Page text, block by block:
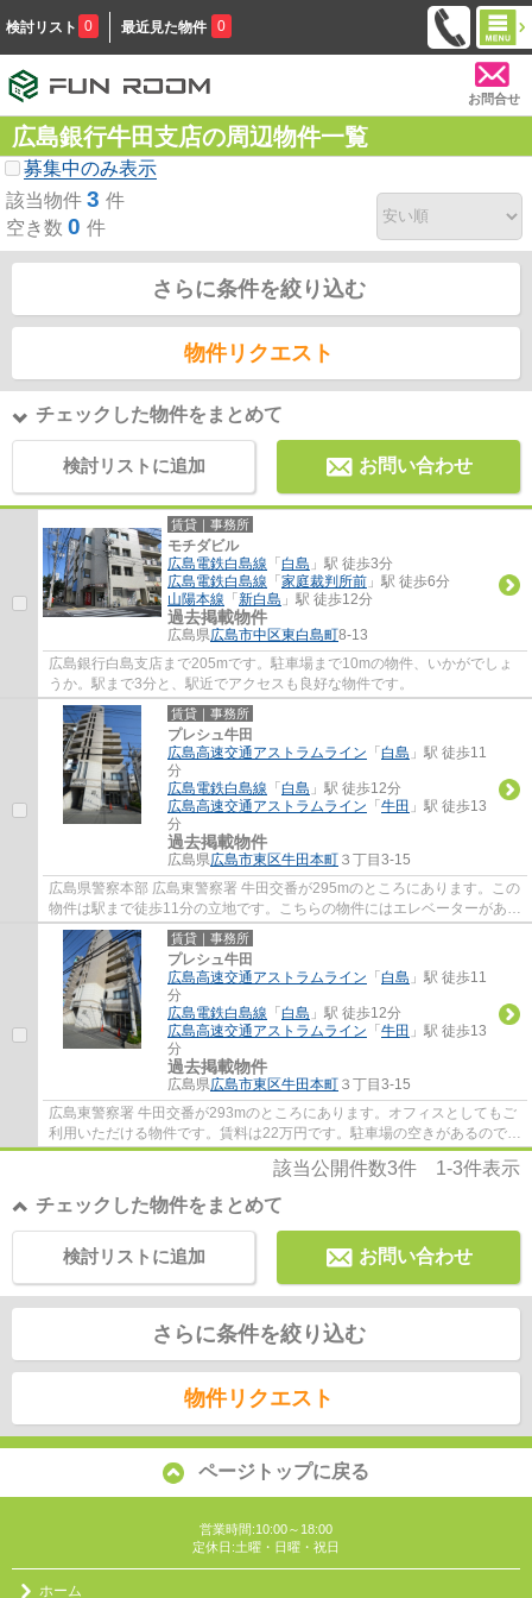
検討リスト 0 最近見た物件 0
お問合せ
広島銀行牛田支店の周辺物件一覧
募集中のみ表示
該当物件 3 件
空き数 0 件
さらに条件を絞り込む
物件リクエスト
チェックした物件をまとめて
検討リストに追加 お問い合わせ
賃貸｜事務所
モチダビル
広島電鉄白島線 「 白島 」駅 徒歩3分
広島電鉄白島線 「 家庭裁判所前 」駅 徒歩6分
山陽本線 「 新白島 」駅 徒歩12分
過去掲載物件
広島県広島市中区東白島町8-13
広島銀行白島支店まで205mです。駐車場まで10mの物件、いかがでしょ
うか。駅まで3分と、駅近でアクセスも良好な物件です。
賃貸｜事務所
プレシュ牛田
広島高速交通アストラムライン 「 白島 」駅 徒歩11
分
広島電鉄白島線 「 白島 」駅 徒歩12分
広島高速交通アストラムライン 「 牛田 」駅 徒歩13
分
過去掲載物件
広島県広島市東区牛田本町 ３丁目3-15
広島県警察本部 広島東警察署 牛田交番が295mのところにあります。この
物件は駅まで徒歩11分の立地です。こちらの物件にはエレベーターがあり
ます。
賃貸｜事務所
プレシュ牛田
広島高速交通アストラムライン 「 白島 」駅 徒歩11
分
広島電鉄白島線 「 白島 」駅 徒歩12分
広島高速交通アストラムライン 「 牛田 」駅 徒歩13
分
過去掲載物件
広島県広島市東区牛田本町 ３丁目3-15
広島東警察署 牛田交番が293mのところにあります。オフィスとしてもご
利用いただける物件です。賃料は22万円です。駐車場の空きがあるので、
他で駐車場を契約する必要がありません。徒...
該当公開件数3件 1-3件表示
チェックした物件をまとめて
お問い合わせ
検討リストに追加
さらに条件を絞り込む
物件リクエスト
ページトップに戻る
営業時間:10:00～18:00
定休日:土曜・日曜・祝日
ホーム